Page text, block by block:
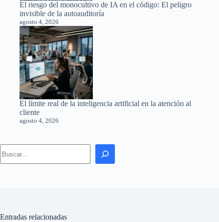
El riesgo del monocultivo de IA en el código: El peligro
invisible de la autoauditoría
agosto 4, 2026
El límite real de la inteligencia artificial en la atención al
cliente
agosto 4, 2026
Entradas relacionadas